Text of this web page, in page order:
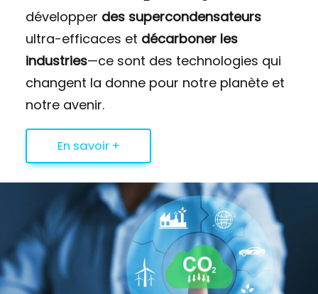
développer des supercondensateurs
ultra-efficaces et décarboner les
industries—ce sont des technologies qui
changent la donne pour notre planète et
notre avenir.
En savoir +